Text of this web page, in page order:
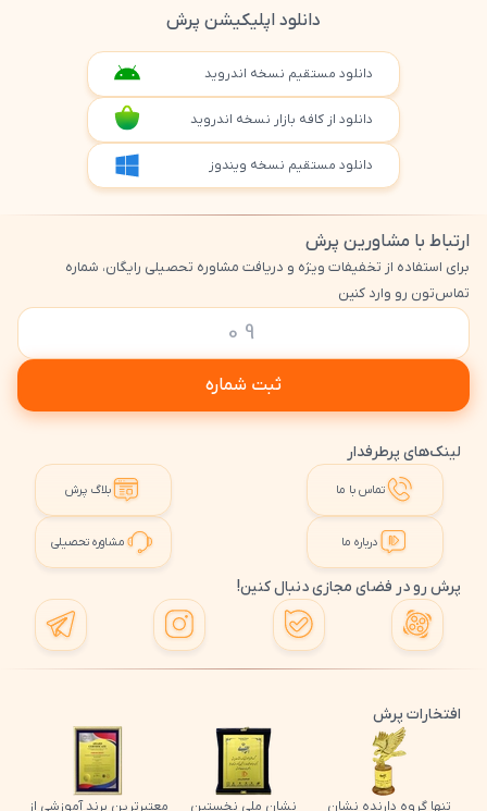
دانلود اپلیکیشن پرش
دانلود مستقیم نسخه اندروید
دانلود از کافه بازار نسخه اندروید
دانلود مستقیم نسخه ویندوز
ارتباط با مشاورین پرش
برای استفاده از تخفیفات ویژه و دریافت مشاوره تحصیلی رایگان، شماره
تماس‌تون رو وارد کنین
ثبت شماره
لینک‌های پرطرفدار
تماس با ما بلاگ پرش
درباره ما مشاوره تحصیلی
پرش رو در فضای مجازی دنبال کنین!
افتخارات پرش
تنها گروه دارنده نشان نشان ملی نخستین معتبرترین برند آموزشی از